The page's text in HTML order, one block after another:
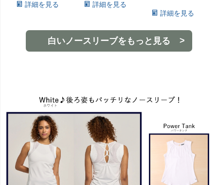
詳細を見る 詳細を見る
詳細を見る
白いノースリーブをもっと見る